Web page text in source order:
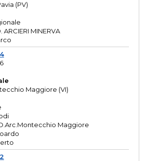
(PV)
ARCIERI MINERVA
Maggiore (VI)
Maggiore